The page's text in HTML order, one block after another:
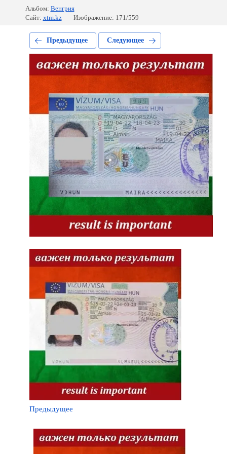
Альбом: Венгрия
Сайт: xtm.kz Изображение: 171/559
Предыдущее Следующее
Предыдущее